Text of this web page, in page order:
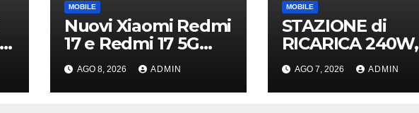
MOBILE
Nuovi Xiaomi Redmi
17 e Redmi 17 5G
ufficiali in Italia:
specifiche tecniche,
differenze e prezzi
AGO 8, 2026 ADMIN
MOBILE
STAZIONE di
RICARICA 240W,
NUOVI
CAVI 40Gb SBS
AGO 7, 2026 ADMIN